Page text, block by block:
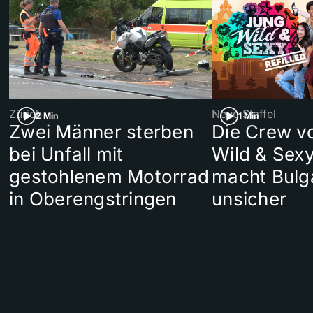
2 Min
Zürich
Zwei Männer sterben
bei Unfall mit
gestohlenem Motorrad
in Oberengstringen
1 Min
Neue Staffel
Die Crew
Wild &
macht
unsicher